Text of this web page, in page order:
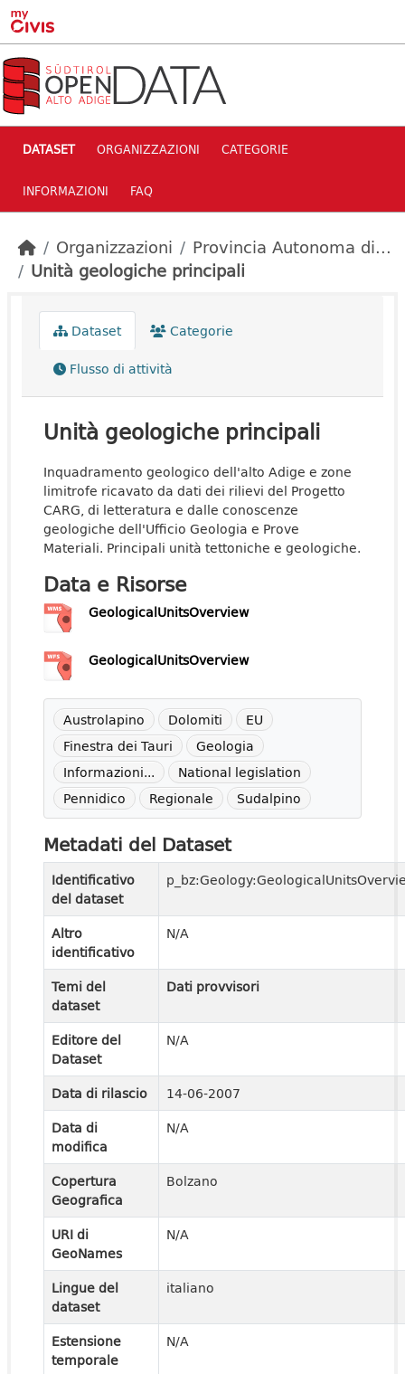
Skip to main content
DATASET ORGANIZZAZIONI CATEGORIE
INFORMAZIONI FAQ
Organizzazioni
Provincia Autonoma di...
Unità geologiche principali
Dataset
Categorie
Flusso di attività
Unità geologiche principali
Inquadramento geologico dell'alto Adige e zone
limitrofe ricavato da dati dei rilievi del Progetto
CARG, di letteratura e dalle conoscenze
geologiche dell'Ufficio Geologia e Prove
Materiali. Principali unità tettoniche e geologiche.
Data e Risorse
GeologicalUnitsOverview
GeologicalUnitsOverview
Austrolapino Dolomiti
EU
Finestra dei Tauri
Geologia
Informazioni...
National legislation
Pennidico
Regionale Sudalpino
Metadati del Dataset
Identificativo
del dataset
Altro
identificativo
N/A
Temi del
dataset
Dati provvisori
Editore del
Dataset
N/A
Data di rilascio
14-06-2007
Data di
modifica
N/A
Copertura
Geografica
Bolzano
URI di
GeoNames
N/A
Lingue del
dataset
italiano
Estensione
temporale
N/A